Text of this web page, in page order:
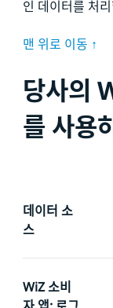
인 데이터를 처
맨 위로 이동 ↑
당사의
를 사용
데이터 소
스
WiZ 소비